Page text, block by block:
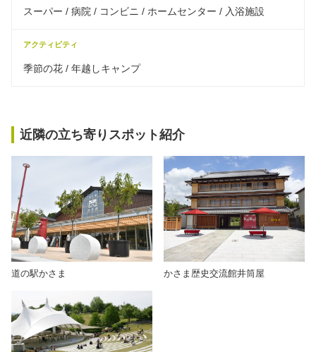
スーパー / 病院 / コンビニ / ホームセンター / 入浴施設
アクティビティ
季節の花 / 年越しキャンプ
近隣の立ち寄りスポット紹介
道の駅かさま かさま歴史交流館井筒屋